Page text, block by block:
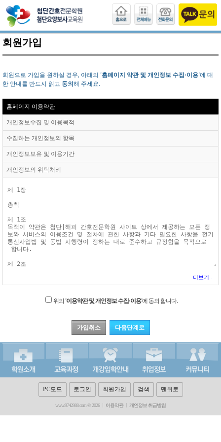
회원가입
회원으로 가입을 원하실 경우, 아래의 '홈페이지 약관 및 개인정보 수집·이용'에 대
한 안내를 반드시 읽고 동의 해 주세요.
홈페이지 이용약관
개인정보수집 및 이용목적
수집하는 개인정보의 항목
개인정보보유 및 이용기간
개인정보의 위탁처리
더보기..
위의 '이용약관 및 개인정보 수집·이용'에 동의 합니다.
PC모드 로그인 회원가입 검색 맨위로
www.9742988.com © 2026 이용약관 개인정보 취급방침